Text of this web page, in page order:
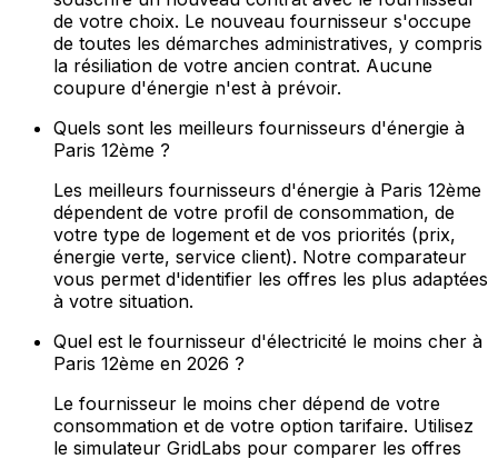
de votre choix. Le nouveau fournisseur s'occupe
de toutes les démarches administratives, y compris
la résiliation de votre ancien contrat. Aucune
coupure d'énergie n'est à prévoir.
Quels sont les meilleurs fournisseurs d'énergie à
Paris 12ème ?
Les meilleurs fournisseurs d'énergie à Paris 12ème
dépendent de votre profil de consommation, de
votre type de logement et de vos priorités (prix,
énergie verte, service client). Notre comparateur
vous permet d'identifier les offres les plus adaptées
à votre situation.
Quel est le fournisseur d'électricité le moins cher à
Paris 12ème en 2026 ?
Le fournisseur le moins cher dépend de votre
consommation et de votre option tarifaire. Utilisez
le simulateur GridLabs pour comparer les offres